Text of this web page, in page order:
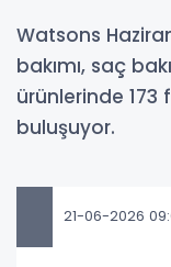
Watsons
bakımı, saç
ürünlerinde 173
buluşuyor.
21-06-2026